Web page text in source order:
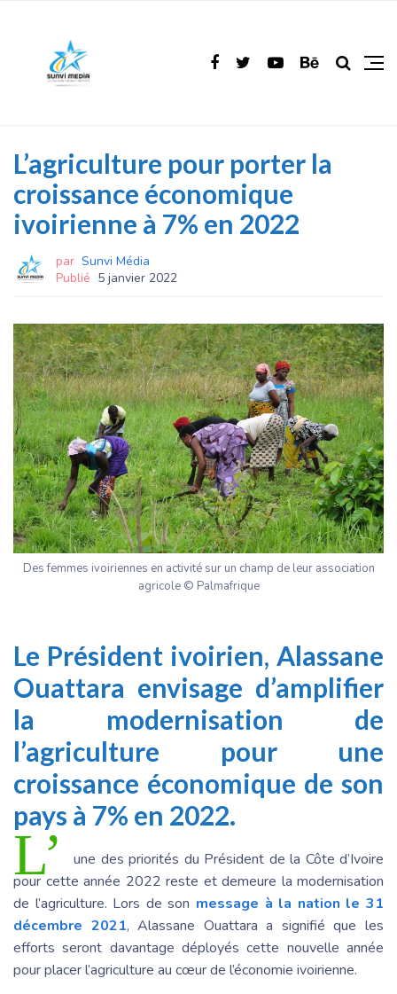
L’agriculture pour porter la
croissance économique
ivoirienne à 7% en 2022
par Sunvi Média
Publié 5 janvier 2022
Des femmes ivoiriennes en activité sur un champ de leur association
agricole © Palmafrique
Le Président ivoirien, Alassane
Ouattara envisage d’amplifier
la modernisation de
l’agriculture pour une
croissance économique de son
pays à 7% en 2022.
L’
une des priorités du Président de la Côte d’Ivoire
pour cette année 2022 reste et demeure la modernisation
de l’agriculture. Lors de son message à la nation le 31
décembre 2021, Alassane Ouattara a signifié que les
efforts seront davantage déployés cette nouvelle année
pour placer l’agriculture au cœur de l’économie ivoirienne.